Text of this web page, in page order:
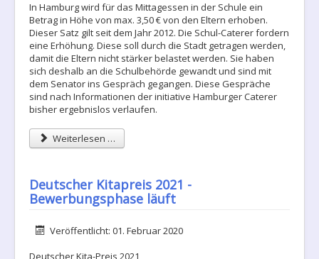
In Hamburg wird für das Mittagessen in der Schule ein
Betrag in Höhe von max. 3,50 € von den Eltern erhoben.
Dieser Satz gilt seit dem Jahr 2012. Die Schul-Caterer fordern
eine Erhöhung. Diese soll durch die Stadt getragen werden,
damit die Eltern nicht stärker belastet werden. Sie haben
sich deshalb an die Schulbehörde gewandt und sind mit
dem Senator ins Gespräch gegangen. Diese Gespräche
sind nach Informationen der initiative Hamburger Caterer
bisher ergebnislos verlaufen.
Weiterlesen …
Deutscher Kitapreis 2021 -
Bewerbungsphase läuft
DetailsVeröffentlicht: 01. Februar 2020
Deutscher Kita-Preis 2021